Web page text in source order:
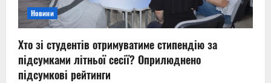
Новини
Хто зі студентів отримуватиме стипендію за
підсумками літньої сесії? Оприлюднено
підсумкові рейтинги